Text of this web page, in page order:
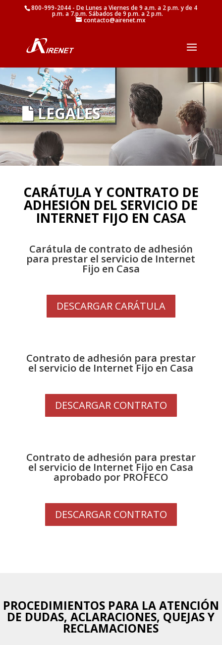
800-999-2044 - De Lunes a Viernes de 9 a.m. a 2 p.m. y de 4
p.m. a 7.p.m. Sábados de 9 p.m. a 2 p.m.
contacto@airenet.mx
LEGALES
CARÁTULA Y CONTRATO DE
ADHESIÓN DEL SERVICIO DE
INTERNET FIJO EN CASA
Carátula de contrato de adhesión
para prestar el servicio de Internet
Fijo en Casa
DESCARGAR CARÁTULA
Contrato de adhesión para prestar
el servicio de Internet Fijo en Casa
DESCARGAR CONTRATO
Contrato de adhesión para prestar
el servicio de Internet Fijo en Casa
aprobado por PROFECO
DESCARGAR CONTRATO
PROCEDIMIENTOS PARA LA ATENCIÓN
DE DUDAS, ACLARACIONES, QUEJAS Y
RECLAMACIONES